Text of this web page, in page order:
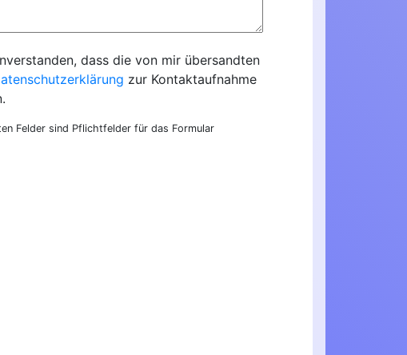
dass die von mir übersandten
zur Kontaktaufnahme
Felder sind Pflichtfelder für das Formular